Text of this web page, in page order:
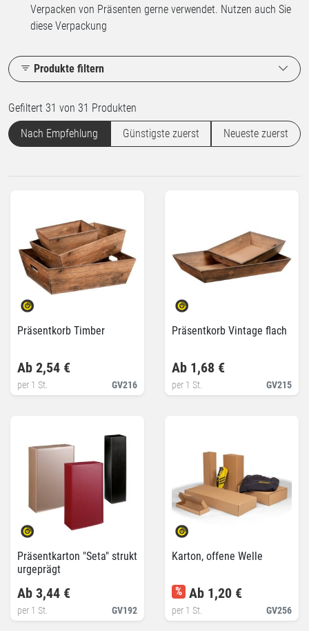
Verpacken von Präsenten gerne verwendet. Nutzen auch Sie
diese Verpackung
Produkte filtern
Gefiltert 31 von 31 Produkten
Nach Empfehlung
Günstigste zuerst Neueste zuerst
Präsentkorb Timber
GV216
Ab 2,54 €
per 1 St.
Präsentkorb Vintage flach
GV215
Ab 1,68 €
per 1 St.
Präsentkarton "Seta" strukt
urgeprägt
GV192
Ab 3,44 €
per 1 St.
Karton, offene Welle
GV256
% Ab 1,20 €
per 1 St.